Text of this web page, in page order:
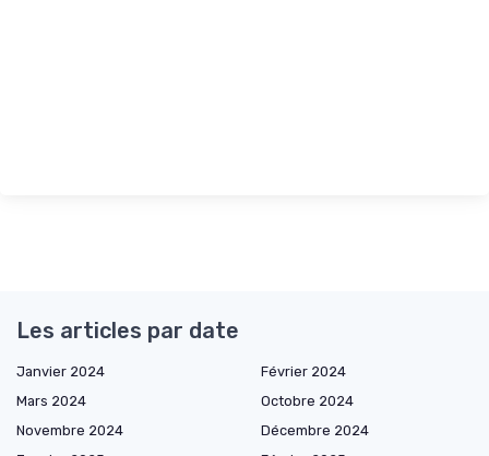
Les articles par date
Janvier 2024
Février 2024
Mars 2024
Octobre 2024
Novembre 2024
Décembre 2024